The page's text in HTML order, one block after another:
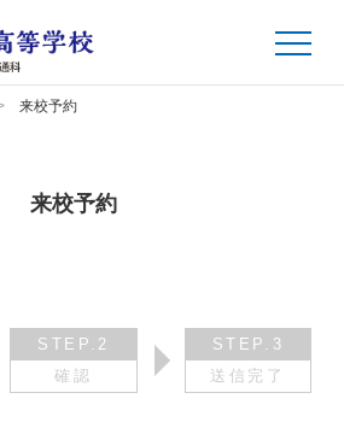
来校予約
来校予約
STEP.2
確認
STEP.3
送信完了